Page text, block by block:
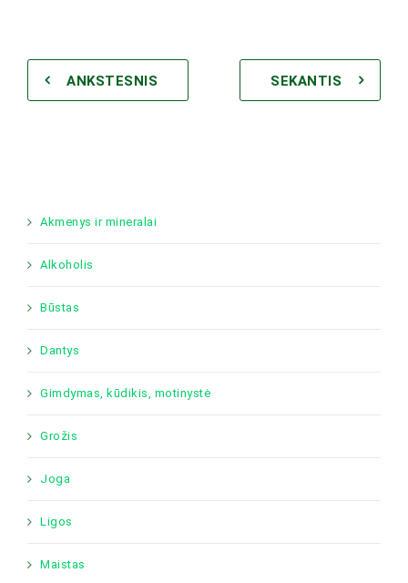
ANKSTESNIS SEKANTIS
Akmenys ir mineralai
Alkoholis
Būstas
Dantys
Gimdymas, kūdikis, motinystė
Grožis
Joga
Ligos
Maistas